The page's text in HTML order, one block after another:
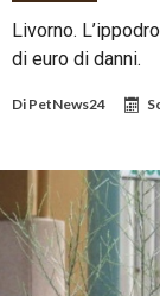
Livorno.
di euro di danni.
Di PetNews24